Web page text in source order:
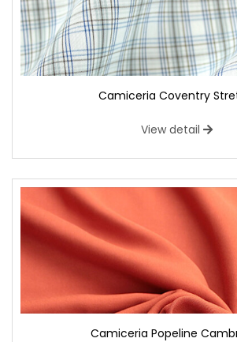
Camiceria Coventry
View detail
Camiceria Popeline